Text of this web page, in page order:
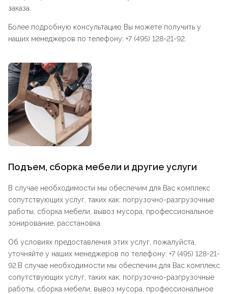
заказа.
Более подробную консультацию Вы можете получить у
наших менеджеров по телефону: +7 (495) 128-21-92.
Подъем, сборка мебели и другие услуги
В случае необходимости мы обеспечим для Вас комплекс
сопутствующих услуг, таких как: погрузочно-разгрузочные
работы, сборка мебели, вывоз мусора, профессиональное
зонирование, расстановка.
Об условиях предоставления этих услуг, пожалуйста,
уточняйте у наших менеджеров по телефону: +7 (495) 128-21-
92.В случае необходимости мы обеспечим для Вас комплекс
сопутствующих услуг, таких как: погрузочно-разгрузочные
работы, сборка мебели, вывоз мусора, профессиональное